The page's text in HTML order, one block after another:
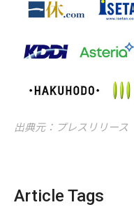
出典元：プレスリリース
Article Tags